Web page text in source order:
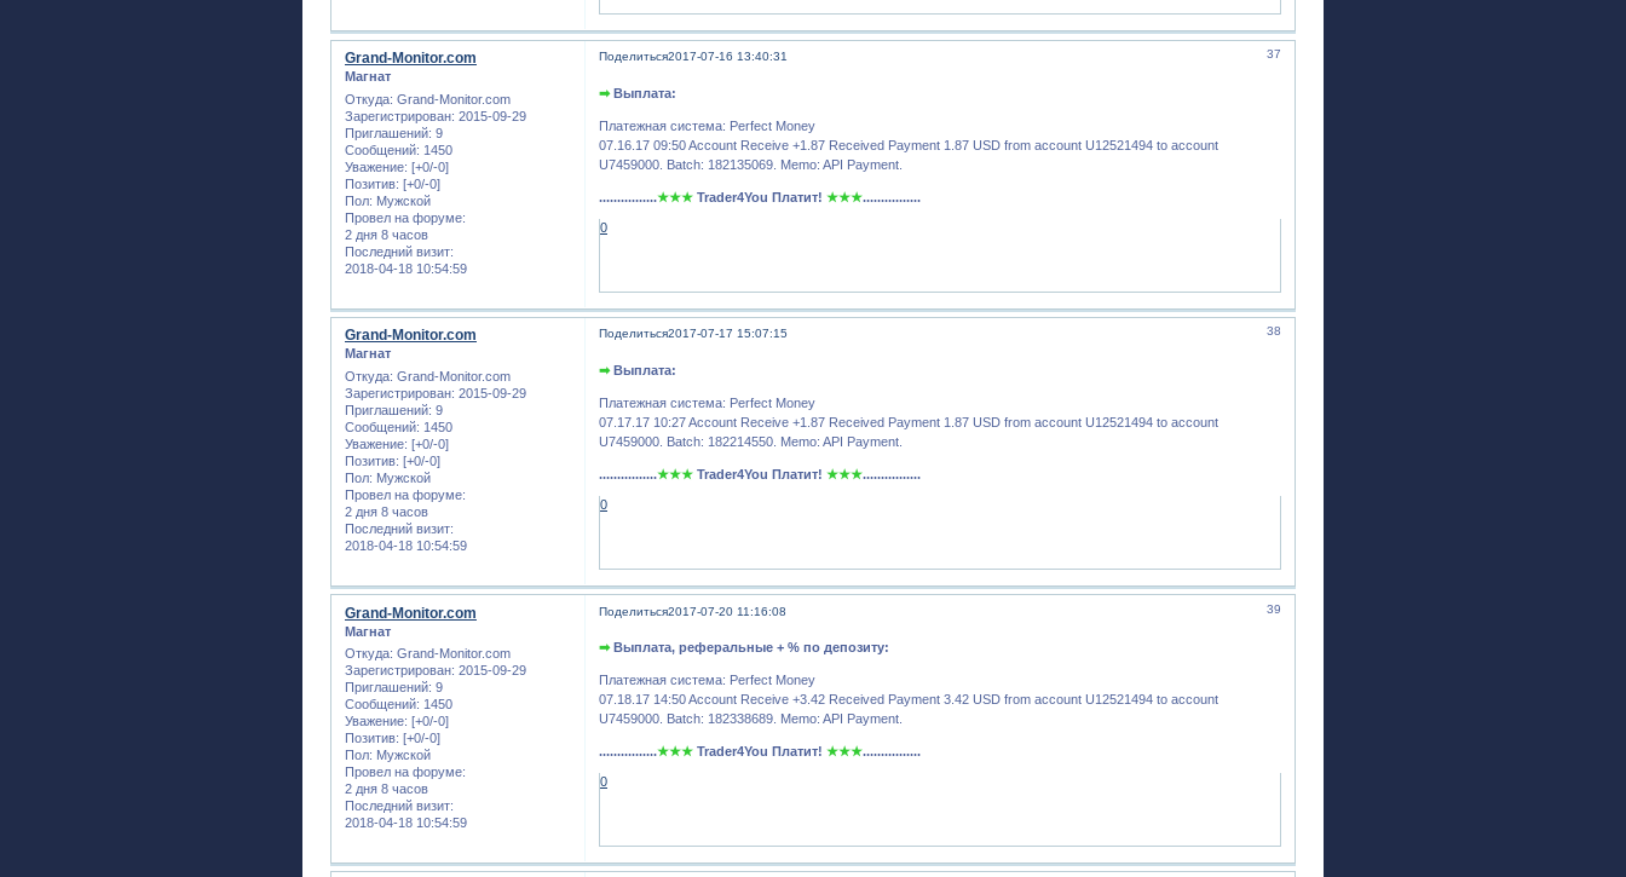
Поделиться 37
2017-07-16 13:40:31
Grand-Monitor.com
Магнат
Откуда: Grand-Monitor.com
Зарегистрирован: 2015-09-29
Приглашений: 9
Сообщений: 1450
Уважение: [+0/-0]
Позитив: [+0/-0]
Пол: Мужской
Провел на форуме:
2 дня 8 часов
Последний визит:
2018-04-18 10:54:59
➡Выплата:
Платежная система: Perfect Money
07.16.17 09:50 Account Receive +1.87 Received Payment 1.87 USD from account U12521494 to account
U7459000. Batch: 182135069. Memo: API Payment.
................★★★ Trader4You Платит!★★★................
0
Поделиться 38
2017-07-17 15:07:15
Grand-Monitor.com
Магнат
Откуда: Grand-Monitor.com
Зарегистрирован: 2015-09-29
Приглашений: 9
Сообщений: 1450
Уважение: [+0/-0]
Позитив: [+0/-0]
Пол: Мужской
Провел на форуме:
2 дня 8 часов
Последний визит:
2018-04-18 10:54:59
➡Выплата:
Платежная система: Perfect Money
07.17.17 10:27 Account Receive +1.87 Received Payment 1.87 USD from account U12521494 to account
U7459000. Batch: 182214550. Memo: API Payment.
................★★★ Trader4You Платит!★★★................
0
Поделиться 39
2017-07-20 11:16:08
Grand-Monitor.com
Магнат
Откуда: Grand-Monitor.com
Зарегистрирован: 2015-09-29
Приглашений: 9
Сообщений: 1450
Уважение: [+0/-0]
Позитив: [+0/-0]
Пол: Мужской
Провел на форуме:
2 дня 8 часов
Последний визит:
2018-04-18 10:54:59
➡Выплата, реферальные + % по депозиту:
Платежная система: Perfect Money
07.18.17 14:50 Account Receive +3.42 Received Payment 3.42 USD from account U12521494 to account
U7459000. Batch: 182338689. Memo: API Payment.
................★★★ Trader4You Платит!★★★................
0